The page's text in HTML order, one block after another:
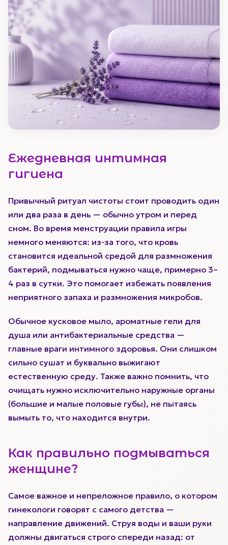
Ежедневная интимная
гигиена
Привычный ритуал чистоты стоит проводить один
или два раза в день — обычно утром и перед
сном. Во время менструации правила игры
немного меняются: из-за того, что кровь
становится идеальной средой для размножения
бактерий, подмываться нужно чаще, примерно 3–
4 раз в сутки. Это помогает избежать появления
неприятного запаха и размножения микробов.
Обычное кусковое мыло, ароматные гели для
душа или антибактериальные средства —
главные враги интимного здоровья. Они слишком
сильно сушат и буквально выжигают
естественную среду. Также важно помнить, что
очищать нужно исключительно наружные органы
(большие и малые половые губы), не пытаясь
вымыть то, что находится внутри.
Как правильно подмываться
женщине?
Самое важное и непреложное правило, о котором
гинекологи говорят с самого детства —
направление движений. Струя воды и ваши руки
должны двигаться строго спереди назад: от